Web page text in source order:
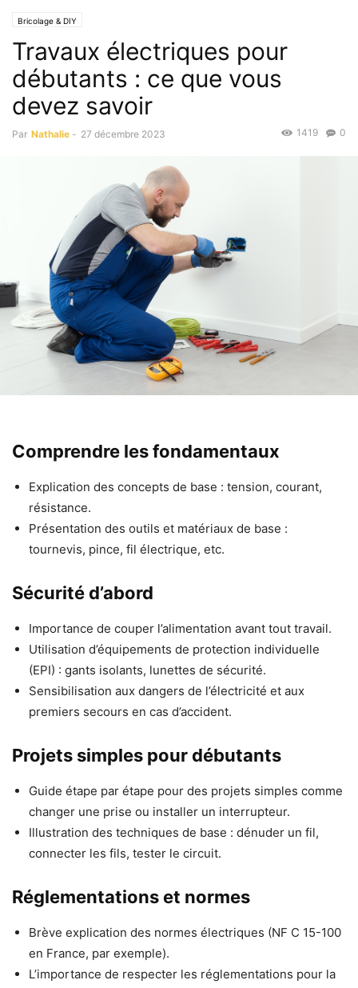
Bricolage & DIY
Travaux électriques pour
débutants : ce que vous
devez savoir
Par Nathalie - 27 décembre 2023 0
1419
Comprendre les fondamentaux
Explication des concepts de base : tension, courant,
résistance.
Présentation des outils et matériaux de base :
tournevis, pince, fil électrique, etc.
Sécurité d’abord
Importance de couper l’alimentation avant tout travail.
Utilisation d’équipements de protection individuelle
(EPI) : gants isolants, lunettes de sécurité.
Sensibilisation aux dangers de l’électricité et aux
premiers secours en cas d’accident.
Projets simples pour débutants
Guide étape par étape pour des projets simples comme
changer une prise ou installer un interrupteur.
Illustration des techniques de base : dénuder un fil,
connecter les fils, tester le circuit.
Réglementations et normes
Brève explication des normes électriques (NF C 15-100
en France, par exemple).
L’importance de respecter les réglementations pour la